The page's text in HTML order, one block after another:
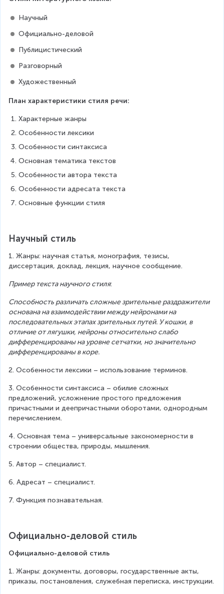
Научный
Официально-деловой
Публицистический
Разговорный
Художественный
План характеристики стиля речи:
Характерные жанры
Особенности лексики
Особенности синтаксиса
Основная тематика текстов
Особенности автора текста
Особенности адресата текста
Основные функции стиля
Научный стиль
1. Жанры: научная статья, монография, тезисы,
диссертация, доклад, лекция, научное сообщение.
Пример текста научного стиля:
Способность различать сложные зрительные раздражители
основана на взаимодействии между нейронами на
последовательных этапах зрительных путей. У кошки, в
отличие от лягушки, нейроны относительно слабо
дифференцированы на уровне сетчатки, но значительно
дифференцированы в коре.
2. Особенности лексики – использование терминов.
3. Особенности синтаксиса – обилие сложных
предложений, усложнение простого предложения
причастными и деепричастными оборотами, однородным
перечислением.
4. Основная тема – универсальные закономерности в
строении общества, природы, мышления.
5. Автор – специалист.
6. Адресат – специалист.
7. Функция познавательная.
Официально-деловой стиль
Официально-деловой стиль
1. Жанры: документы, договоры, государственные акты,
приказы, постановления, служебная переписка, инструкции.